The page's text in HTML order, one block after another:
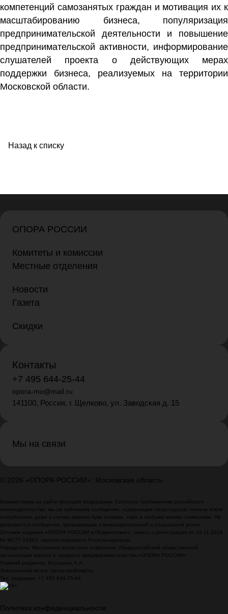
компетенций самозанятых граждан и мотивация их к
масштабированию бизнеса, популяризация
предпринимательской деятельности и повышение
предпринимательской активности, информирование
слушателей проекта о действующих мерах
поддержки бизнеса, реализуемых на территории
Московской области.
Назад к списку
ОПОРА РОССИИ
Комитеты и комиссии
Местные отделения
Новости
Газета
Скидки
Контакты
+7 495 644-25-44
opora-mo@mail.ru
141100, Россия, г. Щелково, ул. Заводская д. 15
Мы на связи
© 2026 «ОПОРА РОССИИ»: Московская область
Комментарии на сайте проходят модерацию. Согласно требованиям российского
законодательства, мы не публикуем сообщения, содержащие нецензурную лексику и/или
оскорбления, даже в случае замены букв точками, тире и любыми иными символами. Не
допускаются сообщения, призывающие к межнациональной и социальной розни.
Сетевое издание «ОПОРА РОССИИ в Подмосковье», запись о регистрации от 19.11.2018
№ ФС77-74363, зарегистрировано Роскомнадзором.
Учредитель: Московское областное отделение Общероссийской общественной
организации малого и среднего предпринимательства «ОПОРА РОССИИ»
Главный редактор: Косицына А.А.
Электронная почта: opora-mo@mail.ru
Тел. редакции: +7 495 644-25-44
Политика конфиденциальности